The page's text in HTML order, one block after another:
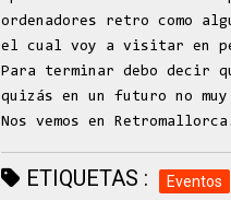
ordenadores retro como
el cual voy a visitar en
Para terminar debo decir
quizás en un futuro no
Nos vemos en
ETIQUETAS : Eventos